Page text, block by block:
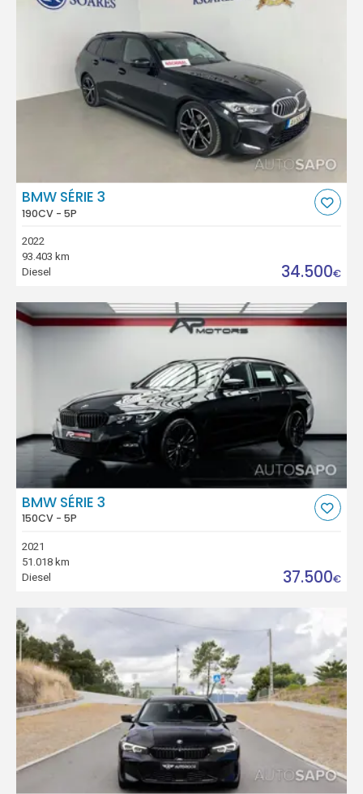
BMW SÉRIE 3
190CV - 5P
2022
93.403 km
Diesel
34.500€
BMW SÉRIE 3
150CV - 5P
2021
51.018 km
Diesel
37.500€